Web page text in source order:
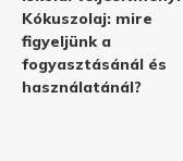
Kókuszolaj: mire
figyeljünk a
fogyasztásánál és
használatánál?